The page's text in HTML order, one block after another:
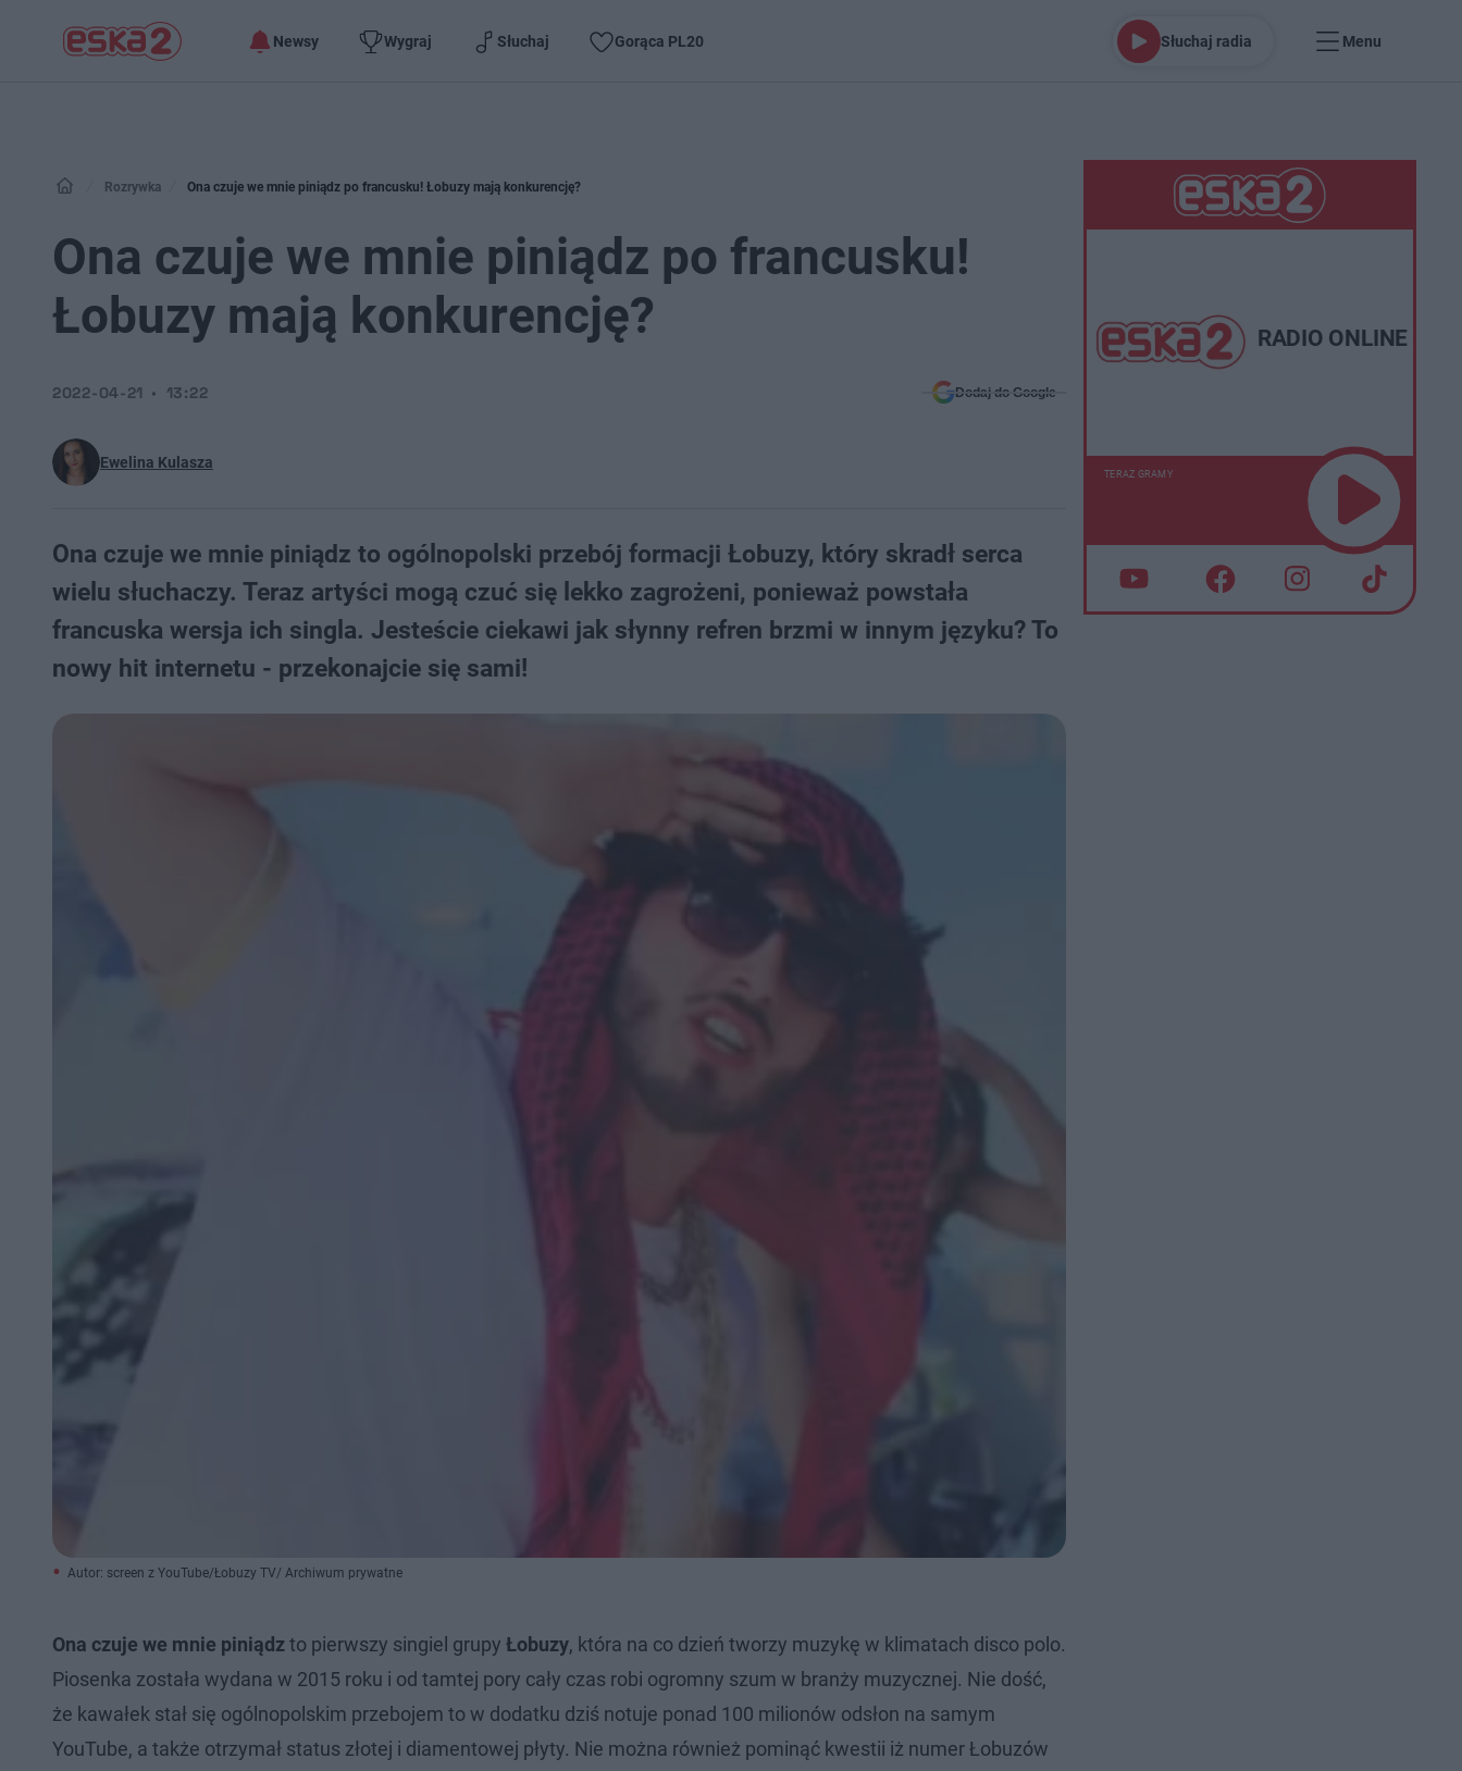
Newsy Wygraj Słuchaj Gorąca PL20 Słuchaj radia Menu
Rozrywka Ona czuje we mnie piniądz po francusku! Łobuzy mają konkurencję?
Ona czuje we mnie piniądz po francusku!
Łobuzy mają konkurencję?
Ewelina Kulasza
2022-04-21 13:22 Dodaj do Google
Ona czuje we mnie piniądz to ogólnopolski przebój formacji Łobuzy, który skradł serca
wielu słuchaczy. Teraz artyści mogą czuć się lekko zagrożeni, ponieważ powstała
francuska wersja ich singla. Jesteście ciekawi jak słynny refren brzmi w innym języku? To
nowy hit internetu - przekonajcie się sami!
Autor: screen z YouTube/Łobuzy TV/ Archiwum prywatne
Ona czuje we mnie piniądzto pierwszy singiel grupy Łobuzy, która na co dzień tworzy muzykę w klimatach disco polo.
Piosenka została wydana w 2015 roku i od tamtej pory cały czas robi ogromny szum w branży muzycznej. Nie dość,
że kawałek stał się ogólnopolskim przebojem to w dodatku dziś notuje ponad 100 milionów odsłon na samym
YouTube, a także otrzymał status złotej i diamentowej płyty. Nie można również pominąć kwestii iż numer Łobuzów
RADIO ONLINE
TERAZ GRAMY